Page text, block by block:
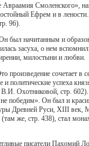
Смоленского»,
Ефрем и в
96).
был начитанным и
засуха, о нем
милостыни и любви.
сочетает
успеха
Охотниковой, стр.
победим». Он был и
Древней Руси, ХIII век,
же, стр. 438), стал
писатели